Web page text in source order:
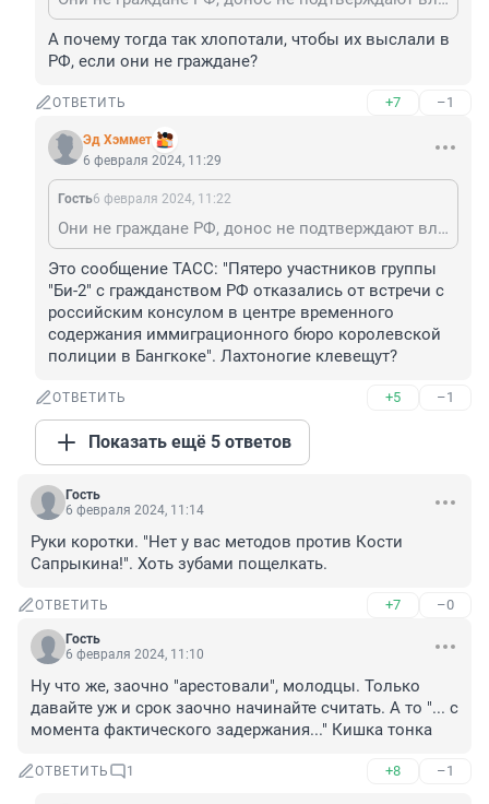
А почему тогда так хлопотали, чтобы их выслали в
РФ, если они не граждане?
ОТВЕТИТЬ +7 –1
Эд Хэммет
6 февраля 2024, 11:29
Гость6 февраля 2024, 11:22
Они не граждане РФ, донос не подтверждают власти Таиланда. Не ври, ципсота
Это сообщение ТАСС: "Пятеро участников группы
"Би-2" с гражданством РФ отказались от встречи с
российским консулом в центре временного
содержания иммиграционного бюро королевской
полиции в Бангкоке". Лахтоногие клевещут?
ОТВЕТИТЬ +5 –1
Показать ещё 5 ответов
Гость
6 февраля 2024, 11:14
Руки коротки. "Нет у вас методов против Кости
Сапрыкина!". Хоть зубами пощелкать.
ОТВЕТИТЬ +7 –0
Гость
6 февраля 2024, 11:10
Ну что же, заочно "арестовали", молодцы. Только
давайте уж и срок заочно начинайте считать. А то "... с
момента фактического задержания..." Кишка тонка
ОТВЕТИТЬ 1 +8 –1